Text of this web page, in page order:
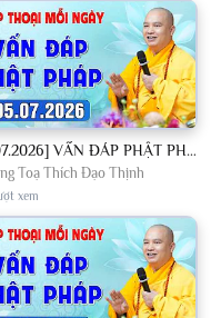
[05.07.2026] VẤN ĐÁP PHẬT PHÁP - Nghe Thầy giảng Pháp mỗi ngày CÔNG ĐỨC VÔ LƯỢNG│TT. Thích Đạo Thịnh
Toạ Thích Đạo Thịnh
xem